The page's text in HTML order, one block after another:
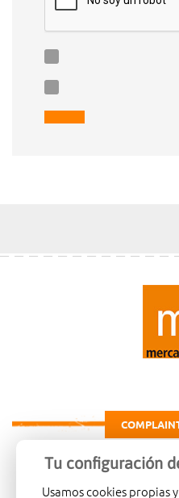
Carretera de Madrid
Tu configuración
Usamos cookies propias